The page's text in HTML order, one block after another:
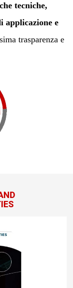
tecniche,
applicazione e
trasparenza e